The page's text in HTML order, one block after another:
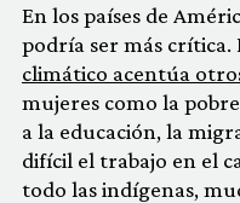
En los países de
podría ser más crítica.
climático acentúa
mujeres como la
a la educación, la
difícil el trabajo en el
todo las indígenas,